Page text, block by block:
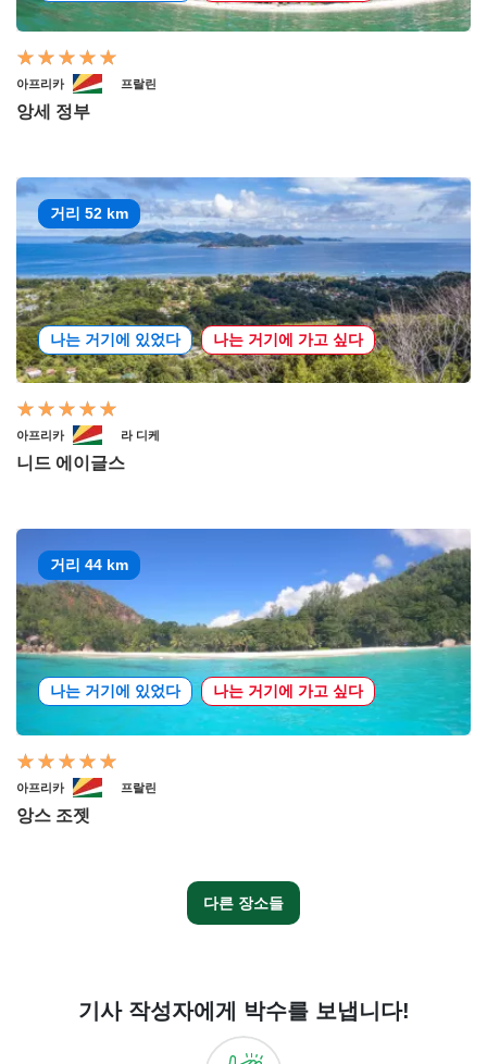
아프리카 프랄린
앙세 정부
거리 52 km
나는 거기에 있었다 나는 거기에 가고 싶다
아프리카 라 디케
니드 에이글스
거리 44 km
나는 거기에 있었다 나는 거기에 가고 싶다
아프리카 프랄린
앙스 조젯
다른 장소들
기사 작성자에게 박수를 보냅니다!